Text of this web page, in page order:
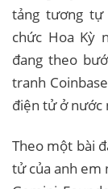
tảng tương tự
chức Hoa Kỳ
đang theo
tranh
điện tử ở nước
Theo một bài
tử của anh em